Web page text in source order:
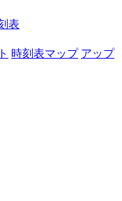
表
時刻表マップ アップ